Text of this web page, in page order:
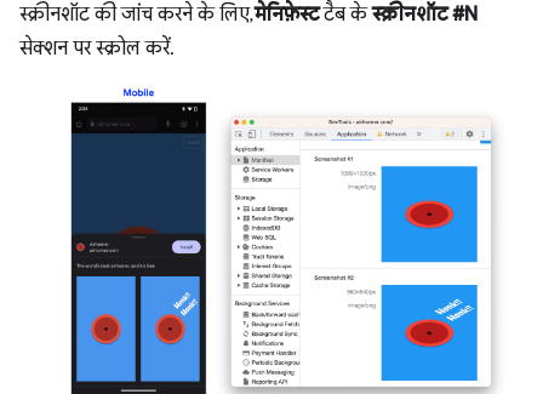
स्क्रीनशॉट की जांच करने के लिए,मेनिफ़ेस्टटैब केस्क्रीनशॉट #N
सेक्शन पर स्क्रोल करें.